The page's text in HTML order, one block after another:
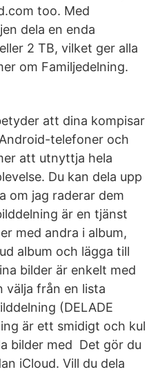
too. Med
dela en enda
2 TB, vilket ger alla
om Familjedelning.
att dina kompisar
telefoner och
att utnyttja hela
Du kan dela upp
om jag raderar dem
är en tjänst
med andra i album,
album och lägga till
bilder är enkelt med
välja från en lista
(DELADE
är ett smidigt och kul
bilder med Det gör du
iCloud. Vill du dela